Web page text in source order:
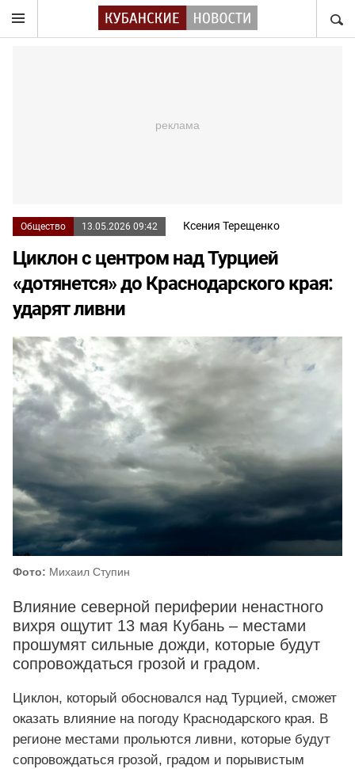
Общество 13.05.2026 09:42 Ксения Терещенко
Циклон с центром над Турцией
«дотянется» до Краснодарского края:
ударят ливни
Фото: Михаил Ступин
Влияние северной периферии ненастного
вихря ощутит 13 мая Кубань – местами
прошумят сильные дожди, которые будут
сопровождаться грозой и градом.
Циклон, который обосновался над Турцией, сможет
оказать влияние на погоду Краснодарского края. В
регионе местами прольются ливни, которые будут
сопровождаться грозой, градом и порывистым